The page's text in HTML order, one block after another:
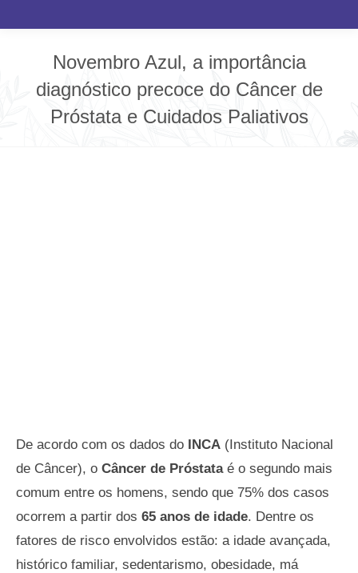
Novembro Azul, a importância
diagnóstico precoce do Câncer de
Próstata e Cuidados Paliativos
De acordo com os dados do INCA (Instituto Nacional
de Câncer), o Câncer de Próstataé o segundo mais
comum entre os homens, sendo que 75% dos casos
ocorrem a partir dos 65 anos de idade. Dentre os
fatores de risco envolvidos estão: a idade avançada,
histórico familiar, sedentarismo, obesidade, má